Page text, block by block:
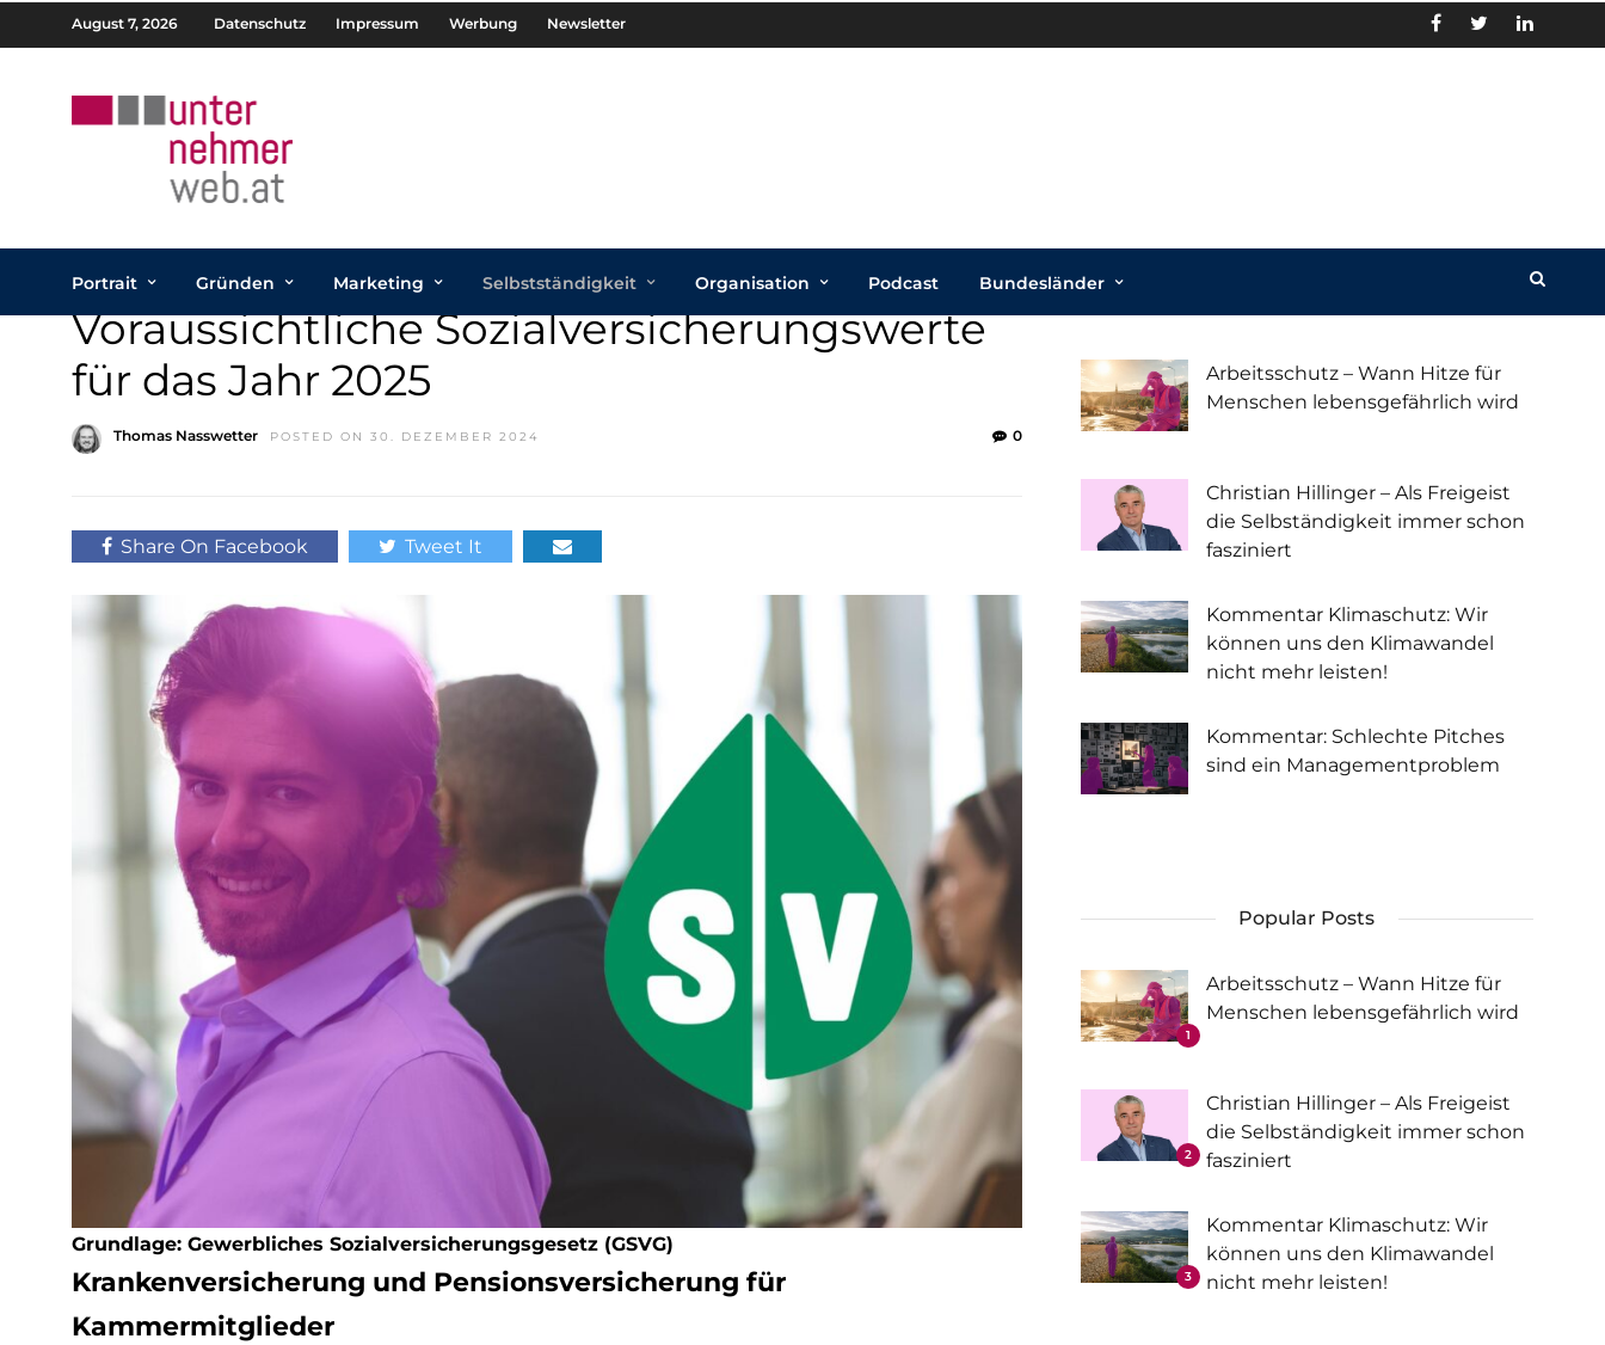
August 7, 2026 Datenschutz Impressum Werbung Newsletter
Portrait Gründen Marketing Selbstständigkeit Organisation Podcast Bundesländer
Voraussichtliche Sozialversicherungswerte
für das Jahr 2025
Thomas Nasswetter POSTED ON 30. DEZEMBER 2024 0
Share On Facebook Tweet It
Grundlage: Gewerbliches Sozialversicherungsgesetz (GSVG)
Krankenversicherung und Pensionsversicherung für
Kammermitglieder
Arbeitsschutz – Wann Hitze für
Menschen lebensgefährlich wird
Christian Hillinger – Als Freigeist
die Selbständigkeit immer schon
fasziniert
Kommentar Klimaschutz: Wir
können uns den Klimawandel
nicht mehr leisten!
Kommentar: Schlechte Pitches
sind ein Managementproblem
Popular Posts
1
Arbeitsschutz – Wann Hitze für
Menschen lebensgefährlich wird
2
Christian Hillinger – Als Freigeist
die Selbständigkeit immer schon
fasziniert
3
Kommentar Klimaschutz: Wir
können uns den Klimawandel
nicht mehr leisten!